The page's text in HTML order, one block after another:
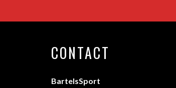
CONTACT
BartelsSport